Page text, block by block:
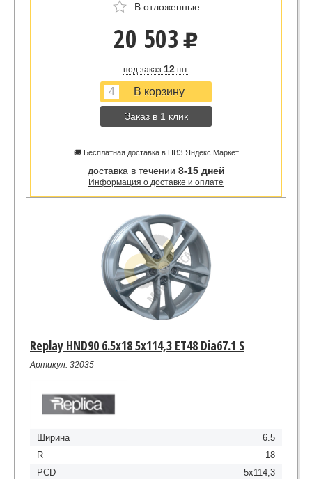
В отложенные
20 503 u
под заказ 12шт.
Заказ в 1 клик
🚚 Бесплатная доставка в ПВЗ Яндекс Маркет
доставка в течении 8-15 дней
Информация о доставке и оплате
Replay HND90 6.5x18 5x114,3 ET48 Dia67.1 S
Артикул: 32035
Ширина
6.5
R
18
PCD
5x114,3